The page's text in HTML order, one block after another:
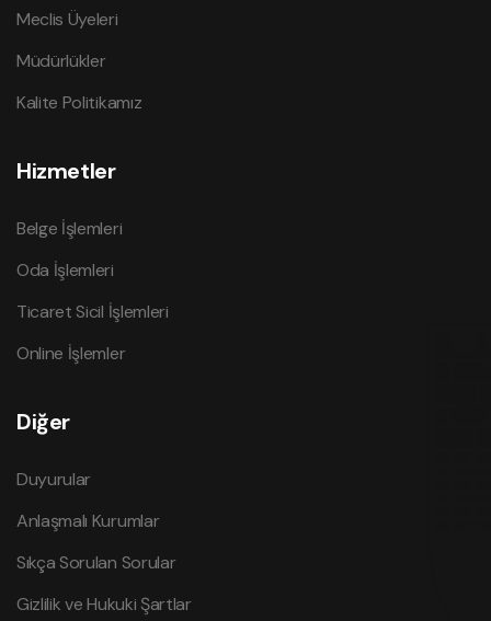
Meclis Üyeleri
Müdürlükler
Kalite Politikamız
Hizmetler
Belge İşlemleri
Oda İşlemleri
Ticaret Sicil İşlemleri
Online İşlemler
Diğer
Duyurular
Anlaşmalı Kurumlar
Sıkça Sorulan Sorular
Gizlilik ve Hukuki Şartlar